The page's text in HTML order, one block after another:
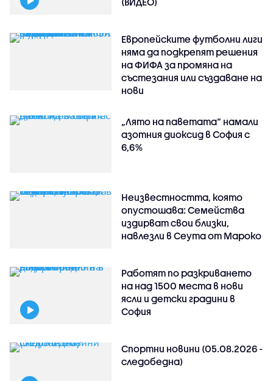
Европейските футболни лиги
няма да подкрепят решения
на ФИФА за промяна на
състезания или създаване на
нови
„Лято на паветата“ намали
азотния диоксид в София с
6,6%
Неизвестността, която
опустошава: Семейства
издирват свои близки,
навлезли в Сеута от Мароко
Работят по разкриването
на над 1500 места в нови
ясли и детски градини в
София
Спортни новини (05.08.2026 -
следобедна)